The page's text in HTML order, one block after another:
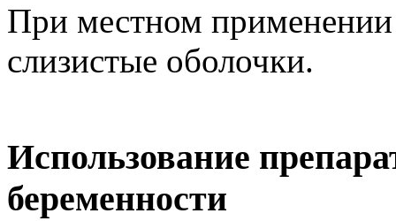
При местном применении
слизистые оболочки.
Использование
беременности